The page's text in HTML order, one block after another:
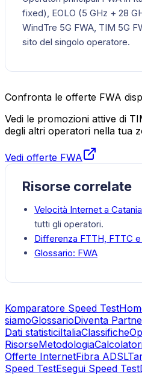
fixed), EOLO (5 GHz + 28
WindTre 5G FWA, TIM 5G
sito del singolo operatore.
Confronta le offerte FWA
Vedi le promozioni attive di
degli altri operatori nella tua
Vedi offerte FWA
Risorse correlate
Velocità Internet a Catania
tutti gli operatori.
Differenza FTTH, FTTC
Glossario: FWA
Komparatore Speed Test
siamoGlossarioDiventa
Dati statisticiItaliaClassifiche
RisorseMetodologia
Offerte InternetFibra ADSL
Speed TestEsegui Speed Test